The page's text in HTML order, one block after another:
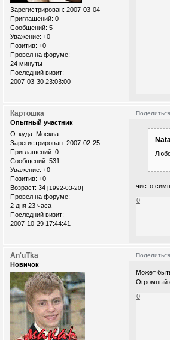
Зарегистрирован: 2007-03-04
Приглашений: 0
Сообщений: 5
Уважение: +0
Позитив: +0
Провел на форуме:
24 минуты
Последний визит:
2007-03-30 23:03:00
Поделиться
Картошка
Опытный участник
Откуда: Москва
Зарегистрирован: 2007-02-25
Приглашений: 0
Сообщений: 531
Уважение: +0
Позитив: +0
Возраст: 34 [1992-03-20]
Провел на форуме:
2 дня 23 часа
Последний визит:
2007-10-29 17:44:41
чисто
0
Поделиться
An'uTka
Новичок
Может
Огромный
0